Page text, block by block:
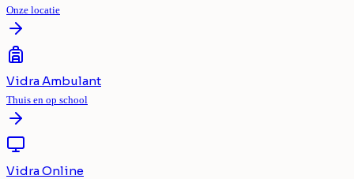
Onze locatie
Vidra Ambulant
Thuis en op school
Vidra Online